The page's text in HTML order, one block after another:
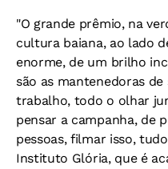
"O grande prêmio, na
cultura baiana, ao lado
enorme, de um brilho
são as mantenedoras
trabalho, todo o olhar
pensar a campanha, de
pessoas, filmar isso,
Instituto Glória, que é